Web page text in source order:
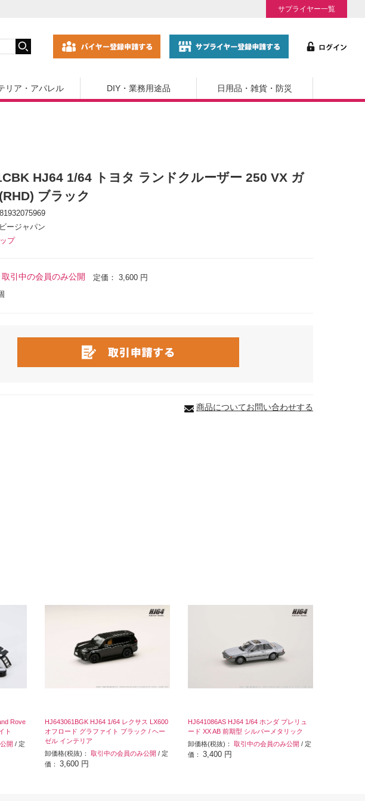
サプライヤー一覧
リア・アパレル DIY・業務用途品 日用品・雑貨・防災
HJ64 1/64 トヨタ ランドクルーザー 250 VX ガ
ブラック
ージャパン
プ
取引中の会員のみ公開 定価： 3,600 円
商品についてお問い合わせする
Rove
ト
開 / 定
HJ643061BGK HJ64 1/64 レクサス LX600
オフロード グラファイト ブラック / ヘー
ゼル インテリア
卸価格(税抜)： 取引中の会員のみ公開 / 定
価： 3,600 円
HJ641086AS HJ64 1/64 ホンダ プレリュ
ード XX AB 前期型 シルバーメタリック
卸価格(税抜)： 取引中の会員のみ公開 / 定
価： 3,400 円